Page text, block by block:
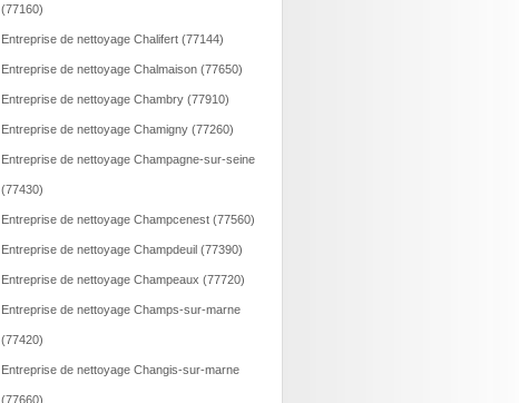
(77160)
Entreprise de nettoyage Chalifert (77144)
Entreprise de nettoyage Chalmaison (77650)
Entreprise de nettoyage Chambry (77910)
Entreprise de nettoyage Chamigny (77260)
Entreprise de nettoyage Champagne-sur-seine
(77430)
Entreprise de nettoyage Champcenest (77560)
Entreprise de nettoyage Champdeuil (77390)
Entreprise de nettoyage Champeaux (77720)
Entreprise de nettoyage Champs-sur-marne
(77420)
Entreprise de nettoyage Changis-sur-marne
(77660)